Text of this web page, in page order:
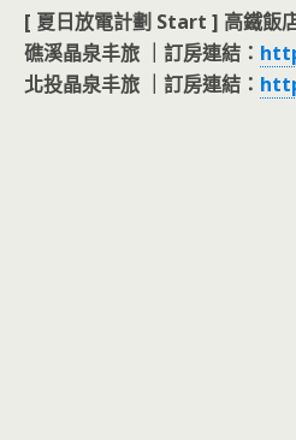
[ 夏日放電計劃 Start ] 高鐵飯
礁溪晶泉丰旅 ｜訂房連結：
北投晶泉丰旅 ｜訂房連結：